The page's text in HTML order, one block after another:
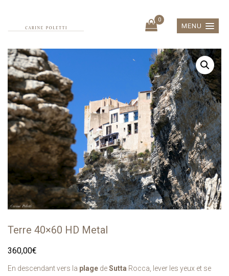
MENU
0
Terre 40×60 HD Metal
360,00€
En descendant vers la plage deSutta Rocca, lever les yeux et se